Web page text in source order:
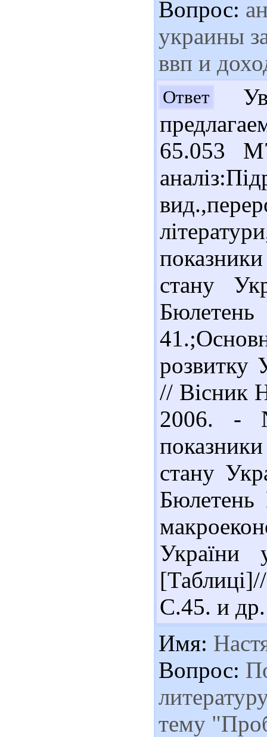
Вопрос:
украины
ввп и
Ответ
65.053
стану
розвитку
// Вісник
2006. -
стану
України
С.45. и др.
Имя:
Вопрос:
тему